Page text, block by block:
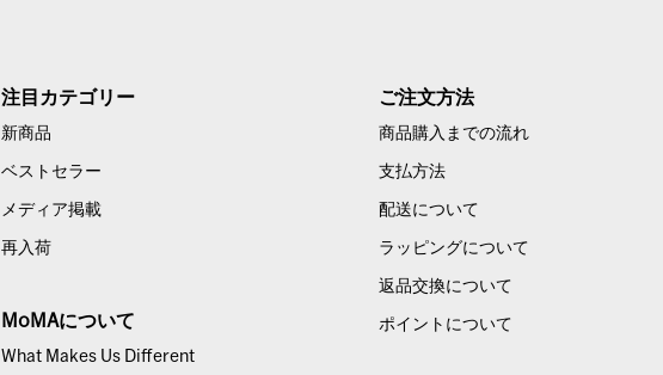
注目カテゴリー
新商品
ベストセラー
メディア掲載
再入荷
MoMAについて
What Makes Us Different
ご注文方法
商品購入までの流れ
支払方法
配送について
ラッピングについて
返品交換について
ポイントについて